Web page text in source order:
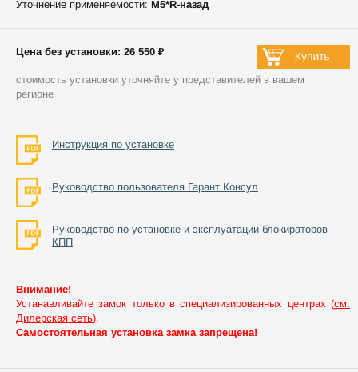
Уточнение применяемости: М5*R-назад
Цена без установки: 26 550 ₽
стоимость установки уточняйте у представителей в вашем
регионе
Инструкция по установке
Руководство пользователя Гарант Консул
Руководство по установке и эксплуатации блокираторов
КПП
Внимание!
Устанавливайте замок только в специализированных центрах (см.
Дилерская сеть).
Самостоятельная установка замка запрещена!